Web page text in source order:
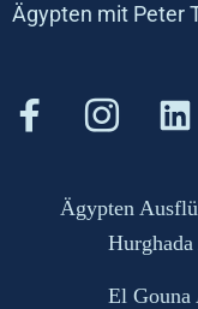
Ägypten mit Peter
Ägypten
El Gouna